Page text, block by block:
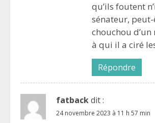
qu’ils foutent
sénateur,
chouchou
à qui il a ciré
Répondre
fatbackdit :
24 novembre 2023 à 11 h 57 min